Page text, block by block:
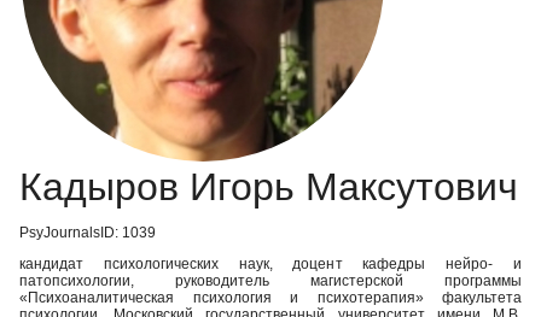
Кадыров Игорь Максутович
PsyJournalsID: 1039
кандидат психологических наук, доцент кафедры нейро- и
патопсихологии, руководитель магистерской программы
«Психоаналитическая психология и психотерапия» факультета